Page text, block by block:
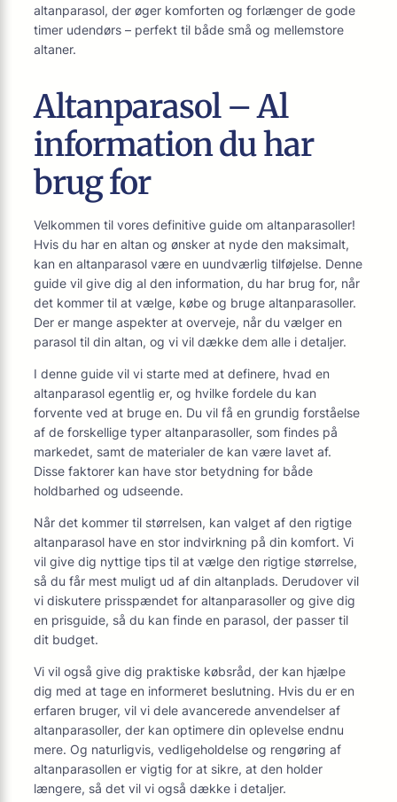
altanparasol, der øger komforten og forlænger de gode
timer udendørs – perfekt til både små og mellemstore
altaner.
Altanparasol – Al
information du har
brug for
Velkommen til vores definitive guide om altanparasoller!
Hvis du har en altan og ønsker at nyde den maksimalt,
kan en altanparasol være en uundværlig tilføjelse. Denne
guide vil give dig al den information, du har brug for, når
det kommer til at vælge, købe og bruge altanparasoller.
Der er mange aspekter at overveje, når du vælger en
parasol til din altan, og vi vil dække dem alle i detaljer.
I denne guide vil vi starte med at definere, hvad en
altanparasol egentlig er, og hvilke fordele du kan
forvente ved at bruge en. Du vil få en grundig forståelse
af de forskellige typer altanparasoller, som findes på
markedet, samt de materialer de kan være lavet af.
Disse faktorer kan have stor betydning for både
holdbarhed og udseende.
Når det kommer til størrelsen, kan valget af den rigtige
altanparasol have en stor indvirkning på din komfort. Vi
vil give dig nyttige tips til at vælge den rigtige størrelse,
så du får mest muligt ud af din altanplads. Derudover vil
vi diskutere prisspændet for altanparasoller og give dig
en prisguide, så du kan finde en parasol, der passer til
dit budget.
Vi vil også give dig praktiske købsråd, der kan hjælpe
dig med at tage en informeret beslutning. Hvis du er en
erfaren bruger, vil vi dele avancerede anvendelser af
altanparasoller, der kan optimere din oplevelse endnu
mere. Og naturligvis, vedligeholdelse og rengøring af
altanparasollen er vigtig for at sikre, at den holder
længere, så det vil vi også dække i detaljer.